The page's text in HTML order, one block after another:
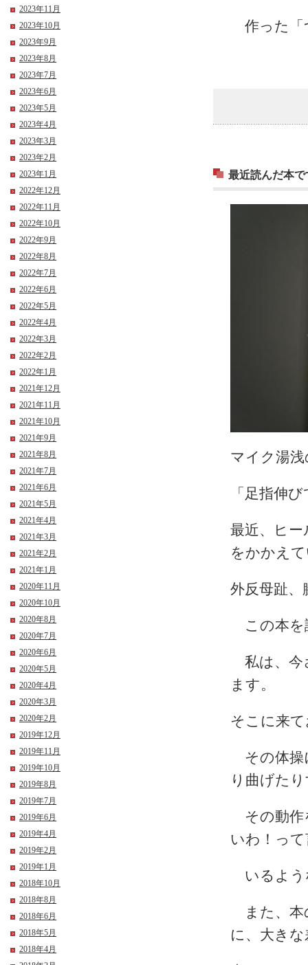
作った「
最近読んだ本
マイク湯
「足指伸
最近、ヒ
をかかえ
外反母趾、
この本を
私は、今
ます。
そこに来
その体操
り曲げた
その動作
いわ！っ
いるよう
また、本
に、大き
2023年11月
2023年10月
2023年9月
2023年8月
2023年7月
2023年6月
2023年5月
2023年4月
2023年3月
2023年2月
2023年1月
2022年12月
2022年11月
2022年10月
2022年9月
2022年8月
2022年7月
2022年6月
2022年5月
2022年4月
2022年3月
2022年2月
2022年1月
2021年12月
2021年11月
2021年10月
2021年9月
2021年8月
2021年7月
2021年6月
2021年5月
2021年4月
2021年3月
2021年2月
2021年1月
2020年11月
2020年10月
2020年8月
2020年7月
2020年6月
2020年5月
2020年4月
2020年3月
2020年2月
2019年12月
2019年11月
2019年10月
2019年8月
2019年7月
2019年6月
2019年4月
2019年2月
2019年1月
2018年10月
2018年8月
2018年6月
2018年5月
2018年4月